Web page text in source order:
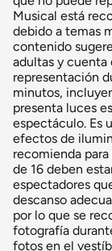
Musical está
debido a temas
contenido
adultas y cuenta
representación
minutos,
presenta luces
espectáculo. Es
efectos de
recomienda para
de 16 deben
espectadores
descanso
por lo que se
fotografía
fotos en el